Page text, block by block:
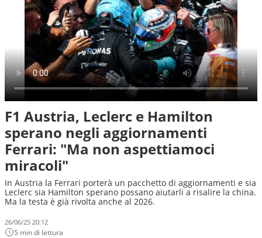
F1 Austria, Leclerc e Hamilton
sperano negli aggiornamenti
Ferrari: "Ma non aspettiamoci
miracoli"
In Austria la Ferrari porterà un pacchetto di aggiornamenti e sia
Leclerc sia Hamilton sperano possano aiutarli a risalire la china.
Ma la testa è già rivolta anche al 2026.
26/06/25 20:12
5 min di lettura